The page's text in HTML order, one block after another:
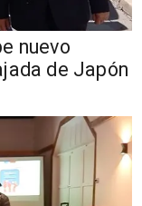
nuevo
de Japón